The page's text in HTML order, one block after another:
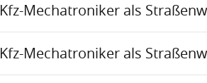
Kfz-Mechatroniker als
Kfz-Mechatroniker als